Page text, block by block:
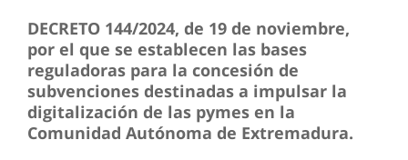
DECRETO 144/2024, de 19 de noviembre,
por el que se establecen las bases
reguladoras para la concesión de
subvenciones destinadas a impulsar la
digitalización de las pymes en la
Comunidad Autónoma de Extremadura.